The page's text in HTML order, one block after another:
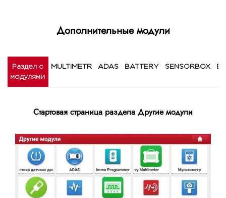
Дополнительные модули
Раздел с
модулями
MULTIMETR ADAS BATTERY SENSORBOX
Стартовая страница раздела Другие модули